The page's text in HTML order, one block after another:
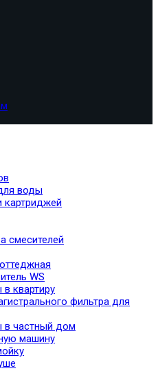
воды
картриджей
смесителей
WS
квартиру
фильтра для
частный дом
машину